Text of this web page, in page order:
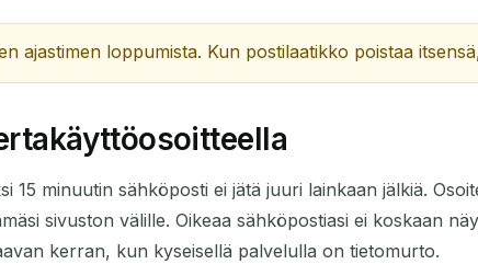
ajastimen loppumista. Kun postilaatikko poistaa
15 minuutin sähköposti ei jätä juuri lainkaan jälkiä.
sivuston välille. Oikeaa sähköpostiasi ei koskaan
kerran, kun kyseisellä palvelulla on tietomurto.